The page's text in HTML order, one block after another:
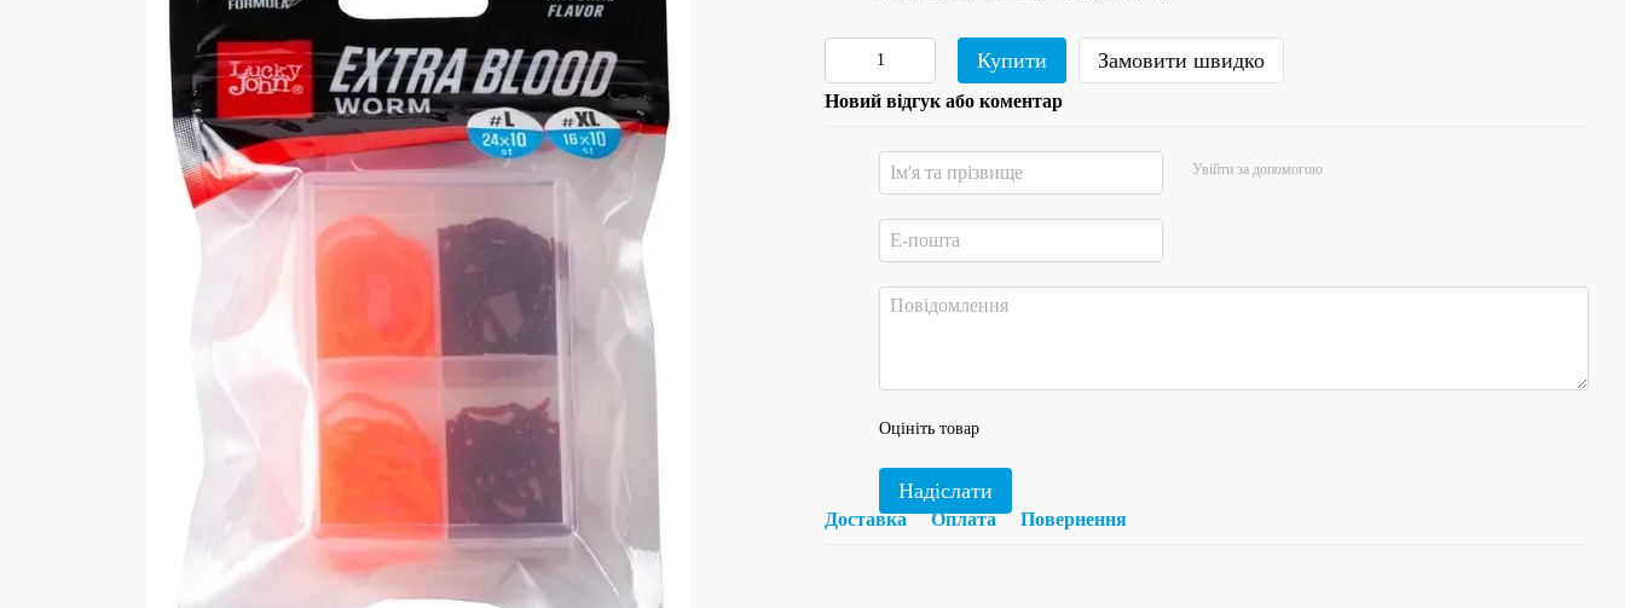
Купити Замовити швидко
Новий відгук або коментар
Увійти за допомогою
Оцініть товар
Надіслати
Доставка Оплата Повернення